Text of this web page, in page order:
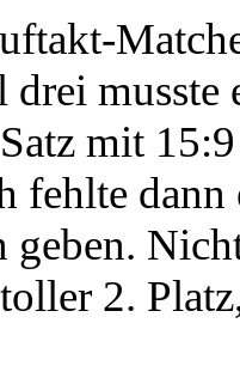
drei
mit
fehlte
geben.
2.